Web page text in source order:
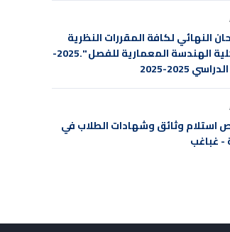
النهائي لكافة المقررات النظرية
والعملية لكلية الهندسة المعمارية للفصل ".2025-
استلام وثائق وشهادات الطلاب في
- غباغب